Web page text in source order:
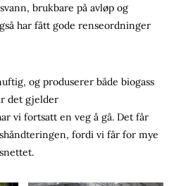
brukbare på avløp og
har fått gode renseordninger
og produserer både biogass
det gjelder
vi fortsatt en veg å gå. Det får
fordi vi får for mye